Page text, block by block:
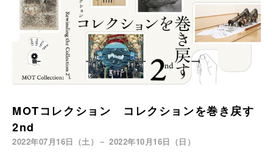
MOTコレクション コレクションを巻き戻す
2nd
2022年07月16日（土）－ 2022年10月16日（日）